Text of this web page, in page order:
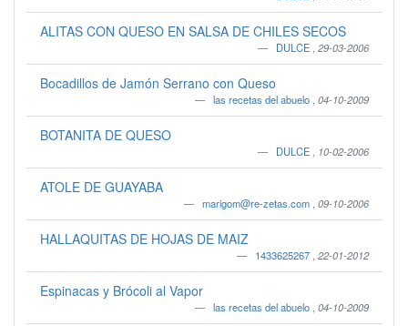
ALITAS CON QUESO EN SALSA DE CHILES SECOS
DULCE 29-03-2006
Bocadillos de Jamón Serrano con Queso
las recetas del abuelo 04-10-2009
BOTANITA DE QUESO
DULCE 10-02-2006
ATOLE DE GUAYABA
marigom@re-zetas.com 09-10-2006
HALLAQUITAS DE HOJAS DE MAIZ
1433625267 22-01-2012
Espinacas y Brócoli al Vapor
las recetas del abuelo 04-10-2009